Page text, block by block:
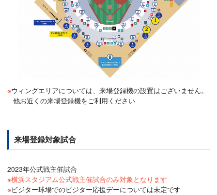
ウィングエリアについては、来場登録機の設置はございません。
他お近くの来場登録機をご利用ください
来場登録対象試合
2023年公式戦主催試合
横浜スタジアム公式戦主催試合のみ対象となります
ビジター球場でのビジター応援デーについては未定です